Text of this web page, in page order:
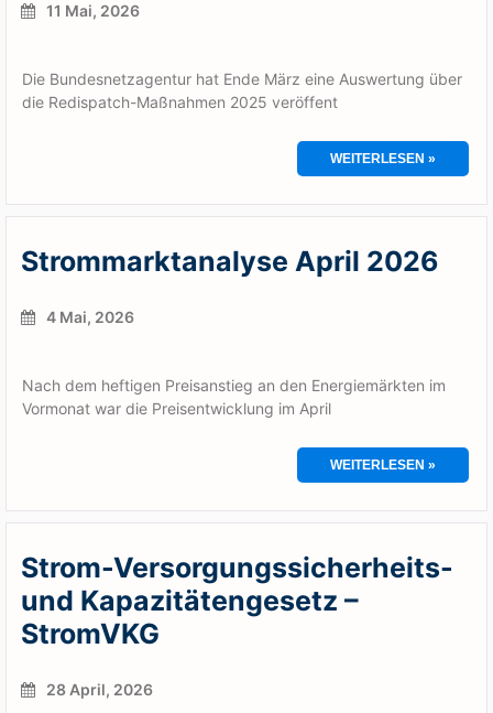
11 Mai, 2026
Die Bundesnetzagentur hat Ende März eine Auswertung über
die Redispatch-Maßnahmen 2025 veröffent
WEITERLESEN »
Strommarktanalyse April 2026
4 Mai, 2026
Nach dem heftigen Preisanstieg an den Energiemärkten im
Vormonat war die Preisentwicklung im April
WEITERLESEN »
Strom-Versorgungssicherheits-
und Kapazitätengesetz –
StromVKG
28 April, 2026